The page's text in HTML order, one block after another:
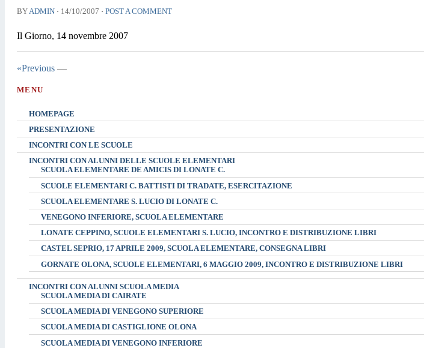
BYADMIN ⋅ 14/10/2007 ⋅ POST A COMMENT
Il Giorno, 14 novembre 2007
«Previous —
MENU
HOMEPAGE
PRESENTAZIONE
INCONTRI CON LE SCUOLE
INCONTRI CON ALUNNI DELLE SCUOLE ELEMENTARI
SCUOLA ELEMENTARE DE AMICIS DI LONATE C.
SCUOLE ELEMENTARI C. BATTISTI DI TRADATE, ESERCITAZIONE
SCUOLA ELEMENTARE S. LUCIO DI LONATE C.
VENEGONO INFERIORE, SCUOLA ELEMENTARE
LONATE CEPPINO, SCUOLE ELEMENTARI S. LUCIO, INCONTRO E DISTRIBUZIONE LIBRI
CASTEL SEPRIO, 17 APRILE 2009, SCUOLA ELEMENTARE, CONSEGNA LIBRI
GORNATE OLONA, SCUOLE ELEMENTARI, 6 MAGGIO 2009, INCONTRO E DISTRIBUZIONE LIBRI
INCONTRI CON ALUNNI SCUOLA MEDIA
SCUOLA MEDIA DI CAIRATE
SCUOLA MEDIA DI VENEGONO SUPERIORE
SCUOLA MEDIA DI CASTIGLIONE OLONA
SCUOLA MEDIA DI VENEGONO INFERIORE